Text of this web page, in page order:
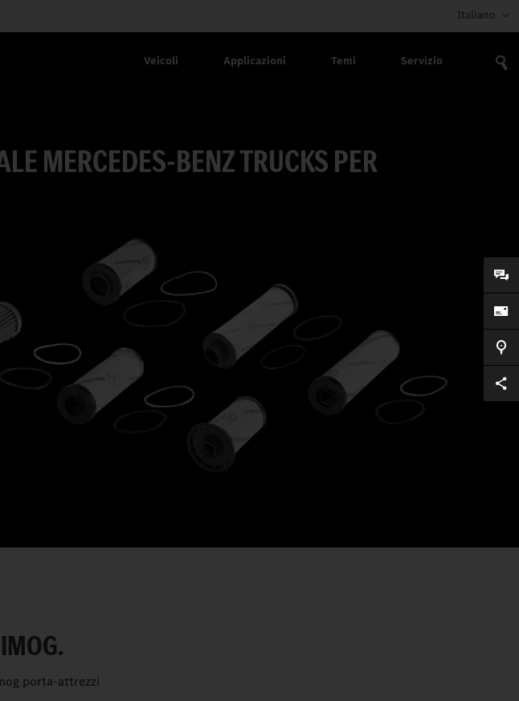
Italiano
Veicoli Applicazioni Temi Servizio
MERCEDES-BENZ TRUCKS PER
porta-attrezzi